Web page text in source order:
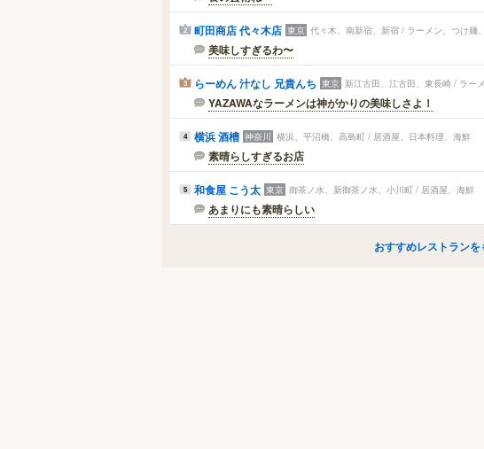
2 町田商店 代々木店 東京 代々木、南新宿、新宿 / ラーメン、つけ麺
美味しすぎるわ〜
3 らーめん 汁なし 兄貴んち 東京 新江古田、江古田、東長崎 / ラー
YAZAWAなラーメンは神がかりの美味しさよ！
4 横浜 酒槽 神奈川 横浜、平沼橋、高島町 / 居酒屋、日本料理、海鮮
素晴らしすぎるお店
5 和食屋 こう太 東京 御茶ノ水、新御茶ノ水、小川町 / 居酒屋、海鮮
あまりにも素晴らしい
おすすめレストランを